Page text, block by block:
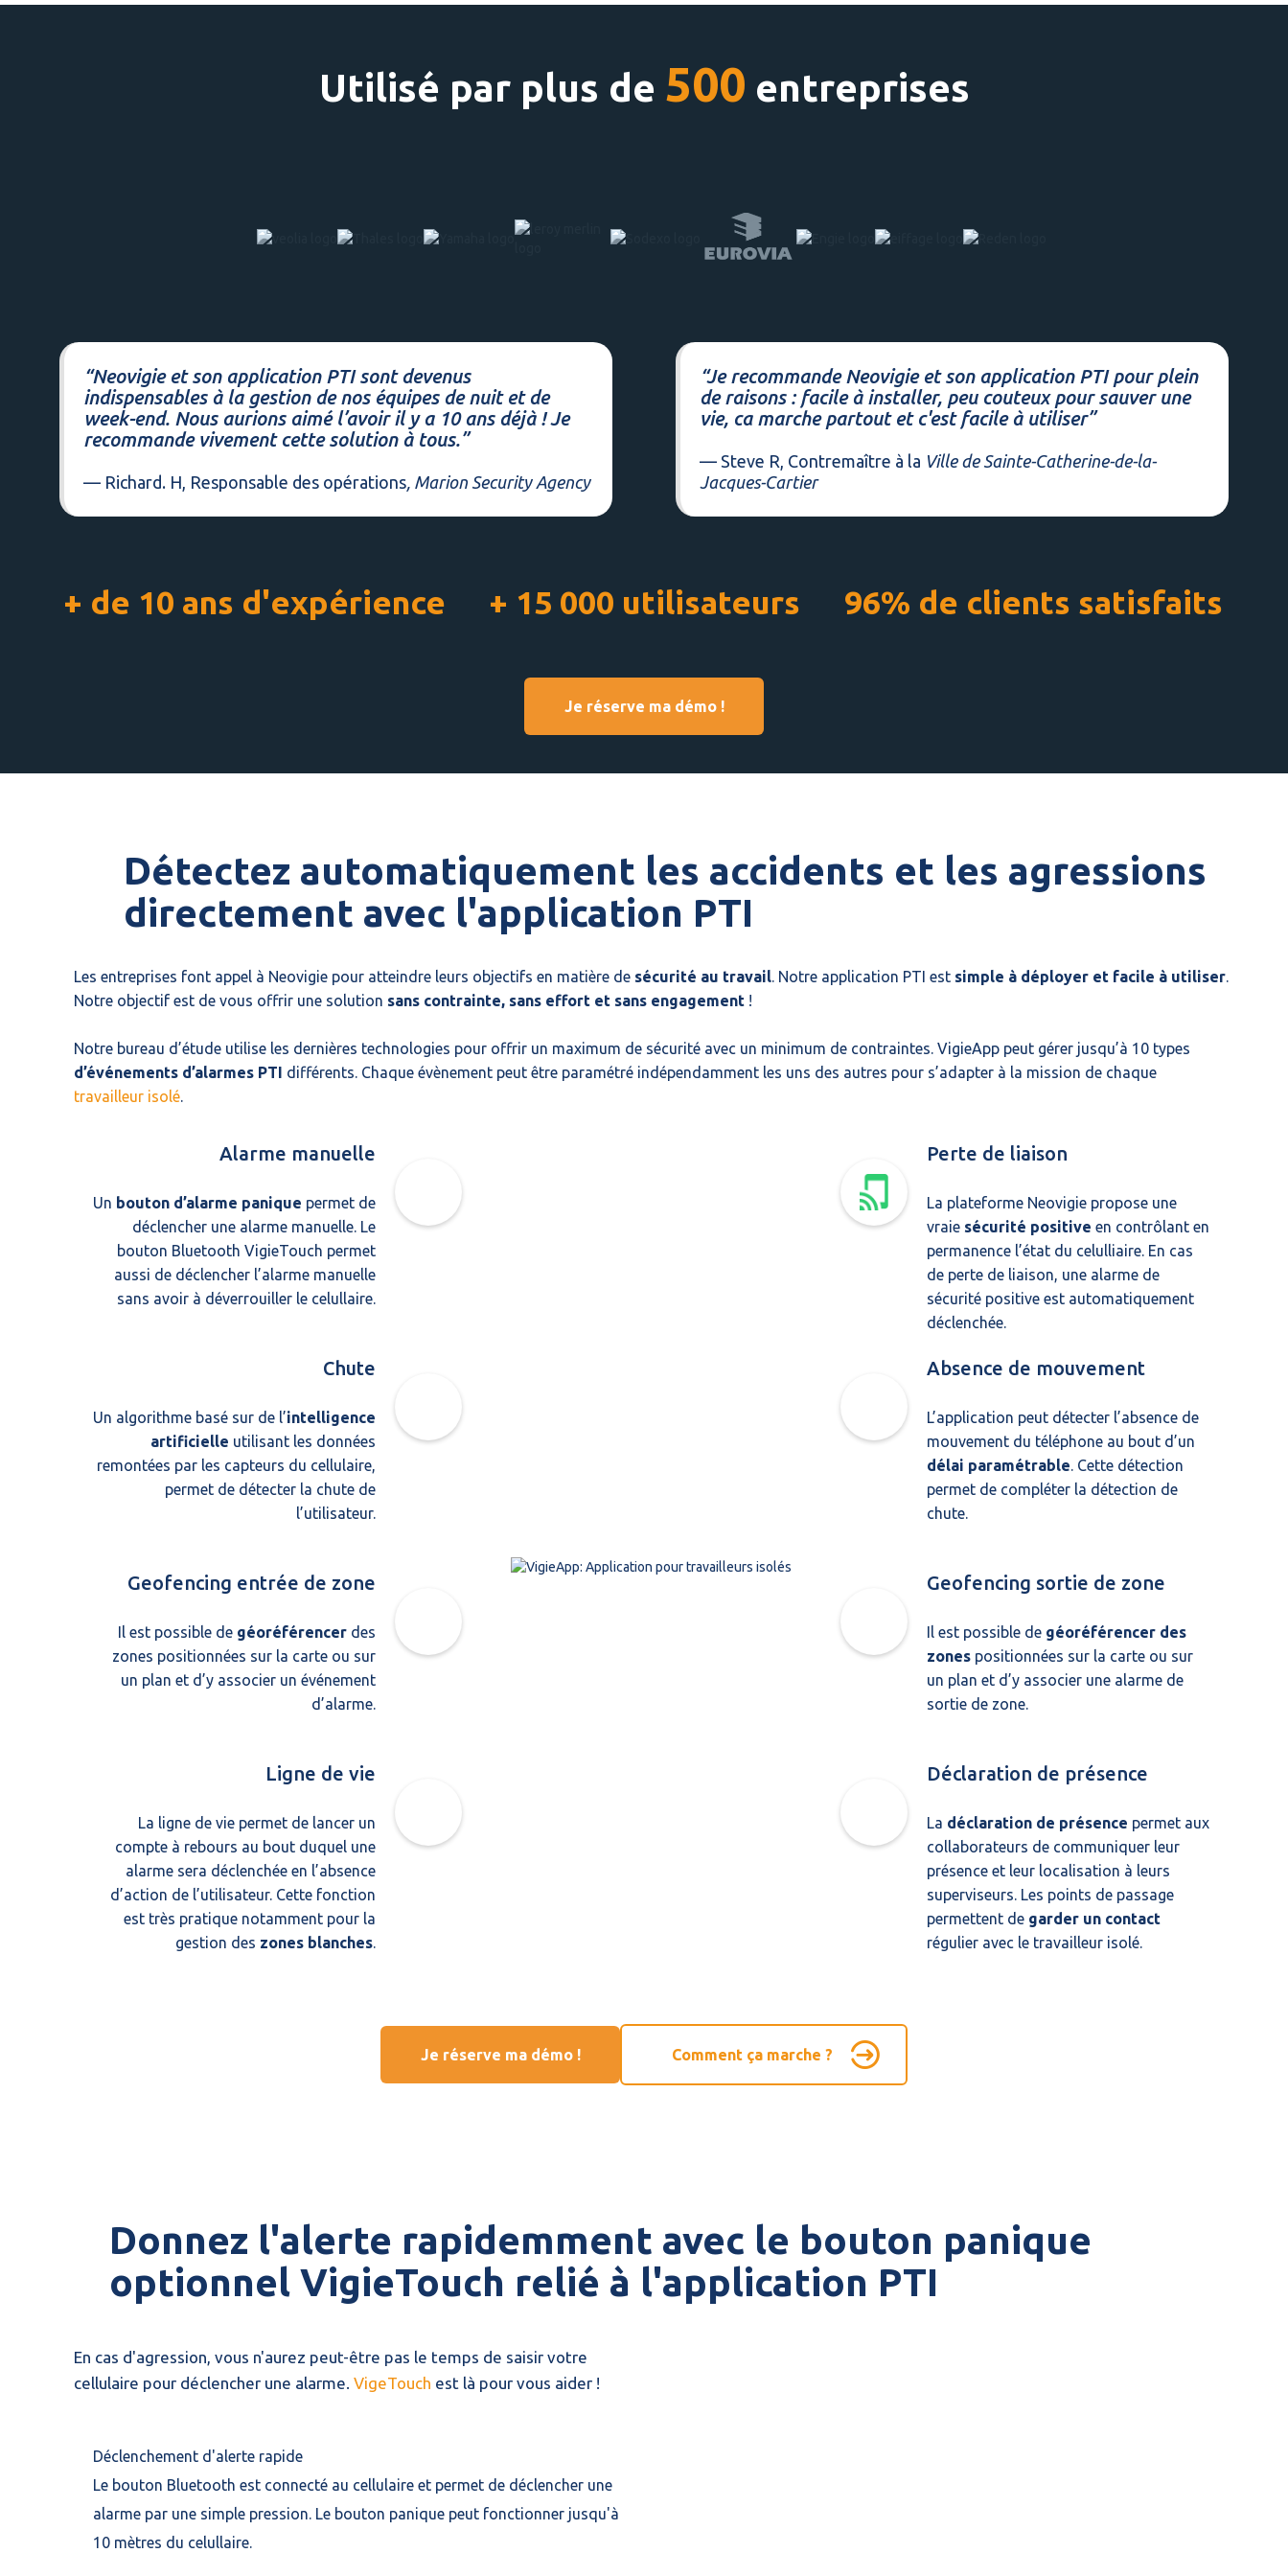
Utilisé par plus de 500 entreprises
“Neovigie et son application PTI sont devenus
indispensables à la gestion de nos équipes de nuit et de
week-end. Nous aurions aimé l’avoir il y a 10 ans déjà ! Je
recommande vivement cette solution à tous.”
— Richard. H, Responsable des opérations, Marion Security Agency
“Je recommande Neovigie et son application PTI pour plein
de raisons : facile à installer, peu couteux pour sauver une
vie, ca marche partout et c'est facile à utiliser”
— Steve R, Contremaître à la Ville de Sainte-Catherine-de-la-
Jacques-Cartier
+ de 10 ans d'expérience + 15 000 utilisateurs 96% de clients satisfaits
Je réserve ma démo !
Détectez automatiquement les accidents et les agressions
directement avec l'application PTI
Les entreprises font appel à Neovigie pour atteindre leurs objectifs en matière de sécurité au travail. Notre application PTI est simple à déployer et facile à utiliser.
Notre objectif est de vous offrir une solution sans contrainte, sans effort et sans engagement !
Notre bureau d’étude utilise les dernières technologies pour offrir un maximum de sécurité avec un minimum de contraintes. VigieApp peut gérer jusqu’à 10 types
d’événements d’alarmes PTI différents. Chaque évènement peut être paramétré indépendamment les uns des autres pour s’adapter à la mission de chaque
travailleur isolé.
Alarme manuelle
Un bouton d’alarme panique permet de
déclencher une alarme manuelle. Le
bouton Bluetooth VigieTouch permet
aussi de déclencher l’alarme manuelle
sans avoir à déverrouiller le celullaire.
Perte de liaison
La plateforme Neovigie propose une
vraie sécurité positive en contrôlant en
permanence l’état du celulliaire. En cas
de perte de liaison, une alarme de
sécurité positive est automatiquement
déclenchée.
Chute
Un algorithme basé sur de l’intelligence
artificielle utilisant les données
remontées par les capteurs du cellulaire,
permet de détecter la chute de
l’utilisateur.
Absence de mouvement
L’application peut détecter l’absence de
mouvement du téléphone au bout d’un
délai paramétrable. Cette détection
permet de compléter la détection de
chute.
Geofencing entrée de zone
Il est possible de géoréférencer des
zones positionnées sur la carte ou sur
un plan et d’y associer un événement
d’alarme.
Geofencing sortie de zone
Il est possible de géoréférencer des
zones positionnées sur la carte ou sur
un plan et d’y associer une alarme de
sortie de zone.
Ligne de vie
La ligne de vie permet de lancer un
compte à rebours au bout duquel une
alarme sera déclenchée en l’absence
d’action de l’utilisateur. Cette fonction
est très pratique notamment pour la
gestion des zones blanches.
Déclaration de présence
La déclaration de présence permet aux
collaborateurs de communiquer leur
présence et leur localisation à leurs
superviseurs. Les points de passage
permettent de garder un contact
régulier avec le travailleur isolé.
Je réserve ma démo ! Comment ça marche ?
Donnez l'alerte rapidemment avec le bouton panique
optionnel VigieTouch relié à l'application PTI
En cas d'agression, vous n'aurez peut-être pas le temps de saisir votre
cellulaire pour déclencher une alarme. VigeTouch est là pour vous aider !
Déclenchement d'alerte rapide
Le bouton Bluetooth est connecté au cellulaire et permet de déclencher une
alarme par une simple pression. Le bouton panique peut fonctionner jusqu'à
10 mètres du celullaire.